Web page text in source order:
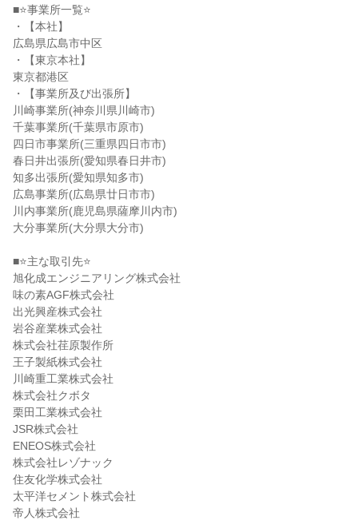
■⭐事業所一覧⭐
・【本社】
広島県広島市中区
・【東京本社】
東京都港区
・【事業所及び出張所】
川崎事業所(神奈川県川崎市)
千葉事業所(千葉県市原市)
四日市事業所(三重県四日市市)
春日井出張所(愛知県春日井市)
知多出張所(愛知県知多市)
広島事業所(広島県廿日市市)
川内事業所(鹿児島県薩摩川内市)
大分事業所(大分県大分市)
■⭐主な取引先⭐
旭化成エンジニアリング株式会社
味の素AGF株式会社
出光興産株式会社
岩谷産業株式会社
株式会社荏原製作所
王子製紙株式会社
川崎重工業株式会社
株式会社クボタ
栗田工業株式会社
JSR株式会社
ENEOS株式会社
株式会社レゾナック
住友化学株式会社
太平洋セメント株式会社
帝人株式会社